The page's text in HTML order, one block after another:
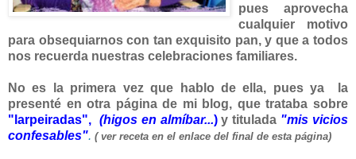
pues aprovecha
cualquier motivo
para obsequiarnos con tan exquisito pan, y que a todos
nos recuerda nuestras celebraciones familiares.
No es la primera vez que hablo de ella, pues ya la
presenté en otra página de mi blog, que trataba sobre
"larpeiradas", (higos en almíbar...)y titulada "mis vicios
confesables". ( ver receta en el enlace del final de esta página)